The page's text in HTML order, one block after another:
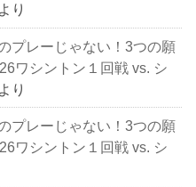
より
プレーじゃない！3つの願
ワシントン１回戦 vs. シ
より
プレーじゃない！3つの願
ワシントン１回戦 vs. シ